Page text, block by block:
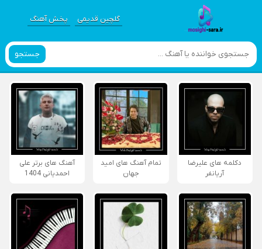
گلچین قدیمی پخش آهنگ
جستجو
دکلمه های علیرضا
آریانفر
تمام آهنگ های امید
جهان
آهنگ های برتر علی
احمدیانی 1404